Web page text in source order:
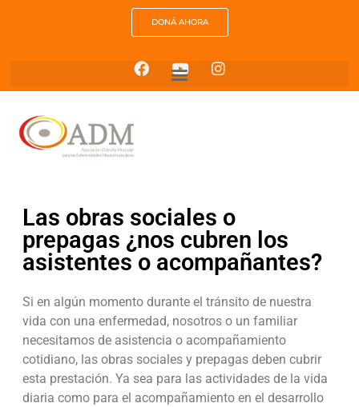
DONÁ AHORA
Las obras sociales o
prepagas ¿nos cubren los
asistentes o acompañantes?
Si en algún momento durante el tránsito de nuestra
vida con una enfermedad, nosotros o un familiar
necesitamos de asistencia o acompañamiento
cotidiano, las obras sociales y prepagas deben cubrir
esta prestación. Ya sea para las actividades de la vida
diaria como para el acompañamiento en el desarrollo